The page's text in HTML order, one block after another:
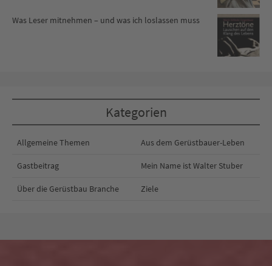
Was Leser mitnehmen – und was ich loslassen muss
Kategorien
Allgemeine Themen Aus dem Gerüstbauer-Leben
Gastbeitrag Mein Name ist Walter Stuber
Über die Gerüstbau Branche Ziele